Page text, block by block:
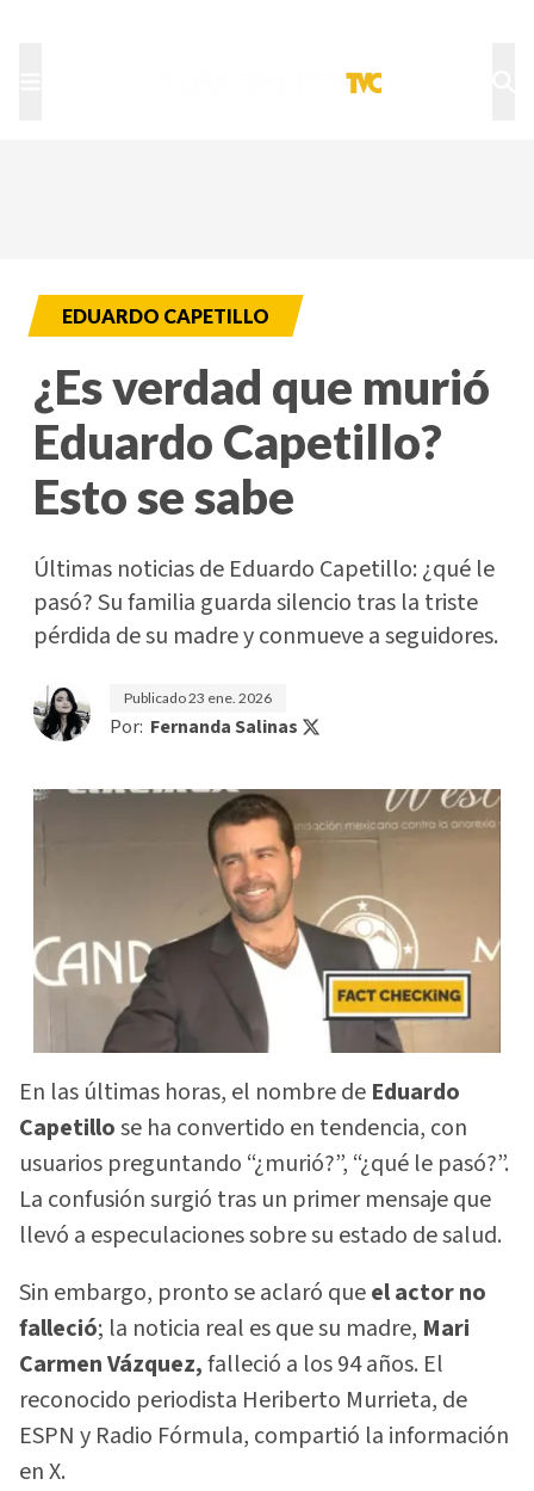
EDUARDO CAPETILLO
¿Es verdad que murió
Eduardo Capetillo?
Esto se sabe
Últimas noticias de Eduardo Capetillo: ¿qué le
pasó? Su familia guarda silencio tras la triste
pérdida de su madre y conmueve a seguidores.
Publicado23 ene. 2026
Por: Fernanda Salinas
En las últimas horas, el nombre de Eduardo
Capetillose ha convertido en tendencia, con
usuarios preguntando “¿murió?”, “¿qué le pasó?”.
La confusión surgió tras un primer mensaje que
llevó a especulaciones sobre su estado de salud.
Sin embargo, pronto se aclaró queel actor no
falleció; la noticia real es que su madre, Mari
Carmen Vázquez,falleció a los 94 años. El
reconocido periodista Heriberto Murrieta, de
ESPN y Radio Fórmula, compartió la información
en X.